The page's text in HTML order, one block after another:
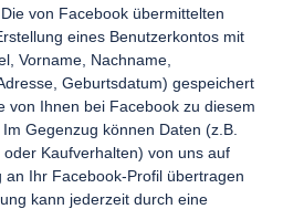
von Facebook übermittelten
eines Benutzerkontos mit
Vorname, Nachname,
Geburtsdatum) gespeichert
von Ihnen bei Facebook zu diesem
Gegenzug können Daten (z.B.
Kaufverhalten) von uns auf
Ihr Facebook-Profil übertragen
kann jederzeit durch eine